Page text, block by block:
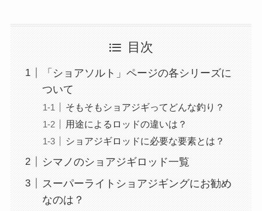
目次
「ショアソルト」ページの各シリーズに
ついて
そもそもショアジギってどんな釣り？
用途によるロッドの違いは？
ショアジギロッドに必要な要素とは？
シマノのショアジギロッド一覧
スーパーライトショアジギングにお勧め
なのは？